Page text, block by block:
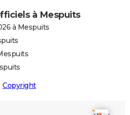
à Mespuits
à Mespuits
Copyright